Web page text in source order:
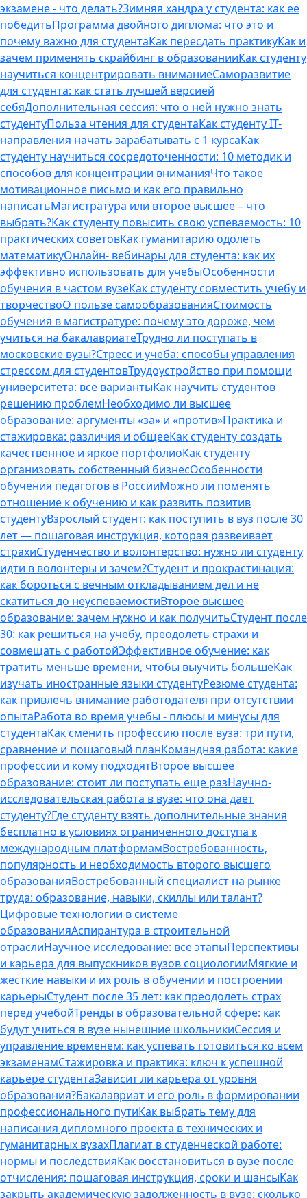
экзамене - что делать?Зимняя хандра у студента: как ее
победитьПрограмма двойного диплома: что это и
почему важно для студентаКак пересдать практикуКак и
зачем применять скрайбинг в образованииКак студенту
научиться концентрировать вниманиеСаморазвитие
для студента: как стать лучшей версией
себяДополнительная сессия: что о ней нужно знать
студентуПольза чтения для студентаКак студенту IT-
направления начать зарабатывать с 1 курсаКак
студенту научиться сосредоточенности: 10 методик и
способов для концентрации вниманияЧто такое
мотивационное письмо и как его правильно
написатьМагистратура или второе высшее – что
выбрать?Как студенту повысить свою успеваемость: 10
практических советовКак гуманитарию одолеть
математикуОнлайн- вебинары для студента: как их
эффективно использовать для учебыОсобенности
обучения в частом вузеКак студенту совместить учебу и
творчествоО пользе самообразованияСтоимость
обучения в магистратуре: почему это дороже, чем
учиться на бакалавриатеТрудно ли поступать в
московские вузы?Стресс и учеба: способы управления
стрессом для студентовТрудоустройство при помощи
университета: все вариантыКак научить студентов
решению проблемНеобходимо ли высшее
образование: аргументы «за» и «против»Практика и
стажировка: различия и общееКак студенту создать
качественное и яркое портфолиоКак студенту
организовать собственный бизнесОсобенности
обучения педагогов в РоссииМожно ли поменять
отношение к обучению и как развить позитив
студентуВзрослый студент: как поступить в вуз после 30
лет — пошаговая инструкция, которая развеивает
страхиСтуденчество и волонтерство: нужно ли cтуденту
идти в волонтеры и зачем?Студент и прокрастинация:
как бороться с вечным откладыванием дел и не
скатиться до неуспеваемостиВторое высшее
образование: зачем нужно и как получитьСтудент после
30: как решиться на учебу, преодолеть страхи и
совмещать с работойЭффективное обучение: как
тратить меньше времени, чтобы выучить большеКак
изучать иностранные языки студентуРезюме студента:
как привлечь внимание работодателя при отсутствии
опытаРабота во время учебы - плюсы и минусы для
студентаКак сменить профессию после вуза: три пути,
сравнение и пошаговый планКомандная работа: какие
профессии и кому подходятВторое высшее
образование: стоит ли поступать еще разНаучно-
исследовательская работа в вузе: что она дает
студенту?Где студенту взять дополнительные знания
бесплатно в условиях ограниченного доступа к
международным платформамВостребованность,
популярность и необходимость второго высшего
образованияВостребованный специалист на рынке
труда: образование, навыки, скиллы или талант?
Цифровые технологии в системе
образованияАспирантура в строительной
отраслиНаучное исследование: все этапыПерспективы
и карьера для выпускников вузов социологииМягкие и
жесткие навыки и их роль в обучении и построении
карьерыСтудент после 35 лет: как преодолеть страх
перед учебойТренды в образовательной сфере: как
будут учиться в вузе нынешние школьникиСессия и
управление временем: как успевать готовиться ко всем
экзаменамСтажировка и практика: ключ к успешной
карьере студентаЗависит ли карьера от уровня
образования?Бакалавриат и его роль в формировании
профессионального путиКак выбрать тему для
написания дипломного проекта в технических и
гуманитарных вузахПлагиат в студенческой работе:
нормы и последствияКак восстановиться в вузе после
отчисления: пошаговая инструкция, сроки и шансыКак
закрыть академическую задолженность в вузе: сколько